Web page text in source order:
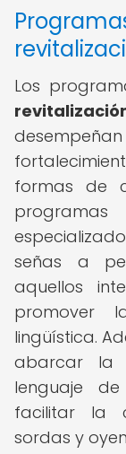
Los
formas de
señas a
aquellos
promover
lingüística.
abarcar la
lenguaje
facilitar la
sordas y